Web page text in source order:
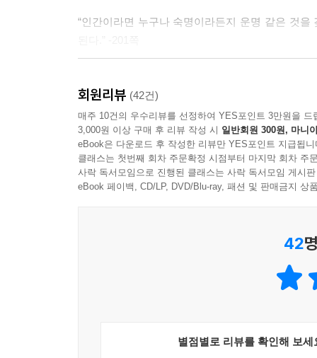
죽을 때 이루지 못한 일이 있다고 생각되면 원통할
고 생각하지 않을까? 이따금 친구가 “빨랑빨랑 해
으면 어떡해? 아깝잖아. --- p.201~202
인간이라면 누구나 숙명이라든지 운명 같은 것을
“인간이라면 누구나 숙명이라든지 운명 같은 것
이따금 아아, 살아 있구나, 하고 실감할 수 있으면
특별할 것 없는 일상을 천년만년 질질 끌며
그렇게 나이 들어가고 싶다
살다 보면 알게 된다. 사는 건 이래도 문제이고,
사노 요코가 이 책에서 보여주는 것도 후회할지
자율신경실조증에 걸려 몸 상태가 좋지 않은데
집이 좁아져서 성가시다고 말하기도 한다.
회원리뷰 (42건)
매주 10건의 우수리뷰를 선정하여 YES포인트 3만원을 드
3,000원 이상 구매 후 리뷰 작성 시 일반회원 300원, 마니
eBook은 다운로드 후 작성한 리뷰만 YES포인트 지급됩니
클래스는 첫번째 회차 주문확정 시점부터 마지막 회차 주
사락 독서모임으로 진행된 클래스는 사락 독서모임 게시
eBook 페이백, CD/LP, DVD/Blu-ray, 패션 및 판매금지 상
42
별점별로 리뷰를 확인해 보세